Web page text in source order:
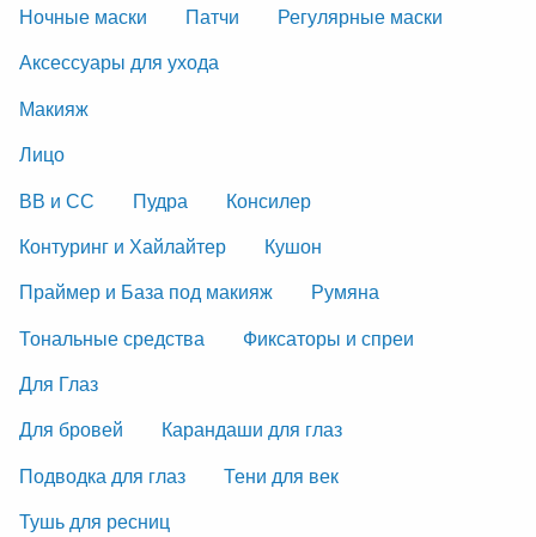
Ночные маски
Патчи
Регулярные маски
Аксессуары для ухода
Макияж
Лицо
ВВ и СС
Пудра
Консилер
Контуринг и Хайлайтер
Кушон
Праймер и База под макияж
Румяна
Тональные средства
Фиксаторы и спреи
Для Глаз
Для бровей
Карандаши для глаз
Подводка для глаз
Тени для век
Тушь для ресниц